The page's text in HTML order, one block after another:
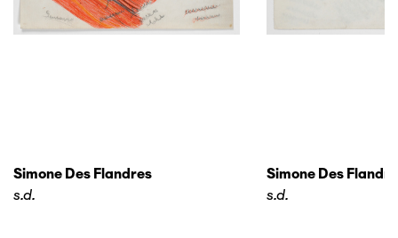
Simone Des Flandres
s.d.
Simone Des
s.d.